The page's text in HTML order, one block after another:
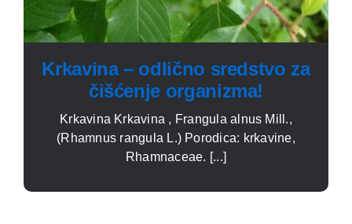
Krkavina – odlično sredstvo za
čišćenje organizma!
Krkavina Krkavina , Frangula alnus Mill.,
(Rhamnus rangula L.) Porodica: krkavine,
Rhamnaceae. [...]